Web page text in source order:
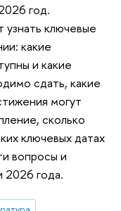
год.
ключевые
какие
и какие
сдать, какие
могут
сколько
ключевых датах
вопросы и
2026 года.